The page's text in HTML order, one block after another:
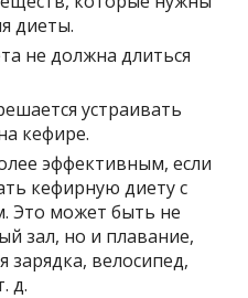
диеты.
не должна длиться
устраивать
кефире.
эффективным, если
кефирную диету с
Это может быть не
зал, но и плавание,
зарядка, велосипед,
д.